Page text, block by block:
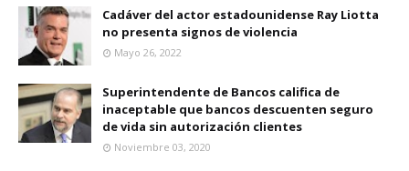
Cadáver del actor estadounidense Ray Liotta
no presenta signos de violencia
Mayo 26, 2022
Superintendente de Bancos califica de
inaceptable que bancos descuenten seguro
de vida sin autorización clientes
Noviembre 03, 2020